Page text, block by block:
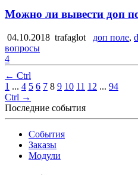
Можно ли вывести доп
04.10.2018 trafaglot доп поле,
вопросы
4
← Ctrl
1 ... 4 5 6 7 8 9 10 11 12 ... 94
Ctrl →
Последние события
События
Заказы
Модули